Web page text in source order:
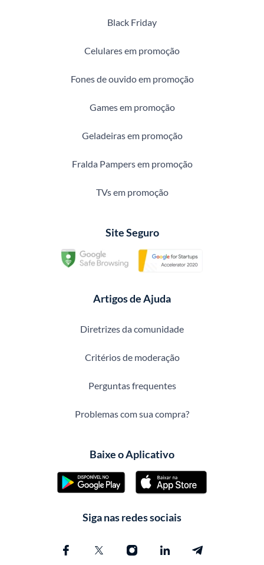
Black Friday
Celulares em promoção
Fones de ouvido em promoção
Games em promoção
Geladeiras em promoção
Fralda Pampers em promoção
TVs em promoção
Site Seguro
Artigos de Ajuda
Diretrizes da comunidade
Critérios de moderação
Perguntas frequentes
Problemas com sua compra?
Baixe o Aplicativo
Siga nas redes sociais